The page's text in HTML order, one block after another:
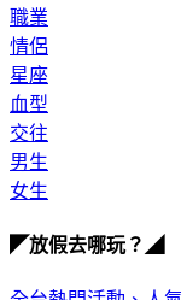
職業
情侶
星座
血型
交往
男生
女生
◤放假去哪玩？◢